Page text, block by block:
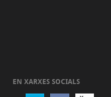
EN XARXES SOCIALS